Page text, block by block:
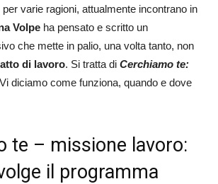
varie ragioni, attualmente incontrano in
Volpe ha pensato e scritto un
che mette in palio, una volta tanto, non
di lavoro. Si tratta di Cerchiamo te:
Vi diciamo come funziona, quando e dove
te – missione lavoro:
il programma